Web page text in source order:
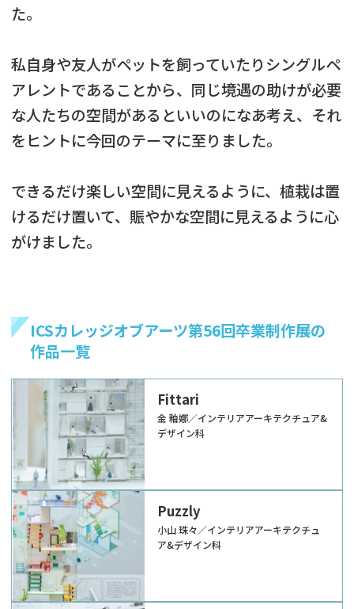
た。
私自身や友人がペットを飼っていたりシングルペ
アレントであることから、同じ境遇の助けが必要
な人たちの空間があるといいのになあ考え、それ
をヒントに今回のテーマに至りました。
できるだけ楽しい空間に見えるように、植栽は置
けるだけ置いて、賑やかな空間に見えるように心
がけました。
ICSカレッジオブアーツ第56回卒業制作展の
作品一覧
Fittari
金 釉娜／インテリアアーキテクチュア&
デザイン科
Puzzly
小山 珠々／インテリアアーキテクチュ
ア&デザイン科